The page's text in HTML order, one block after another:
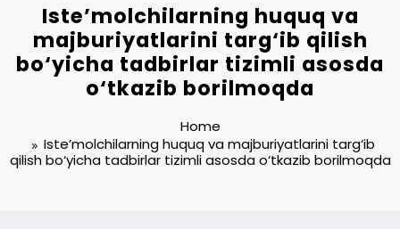
Iste’molchilarning huquq va
majburiyatlarini targ‘ib qilish
bo‘yicha tadbirlar tizimli asosda
o‘tkazib borilmoqda
Home
Iste’molchilarning huquq va majburiyatlarini targ‘ib
qilish bo‘yicha tadbirlar tizimli asosda o‘tkazib borilmoqda